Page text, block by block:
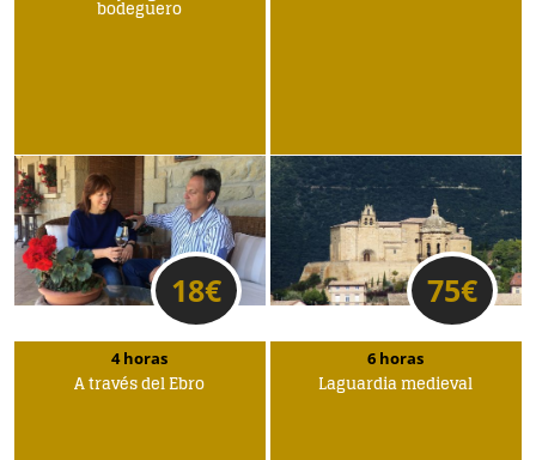
bodeguero
18€ 75€
4 horas
A través del Ebro
6 horas
Laguardia medieval